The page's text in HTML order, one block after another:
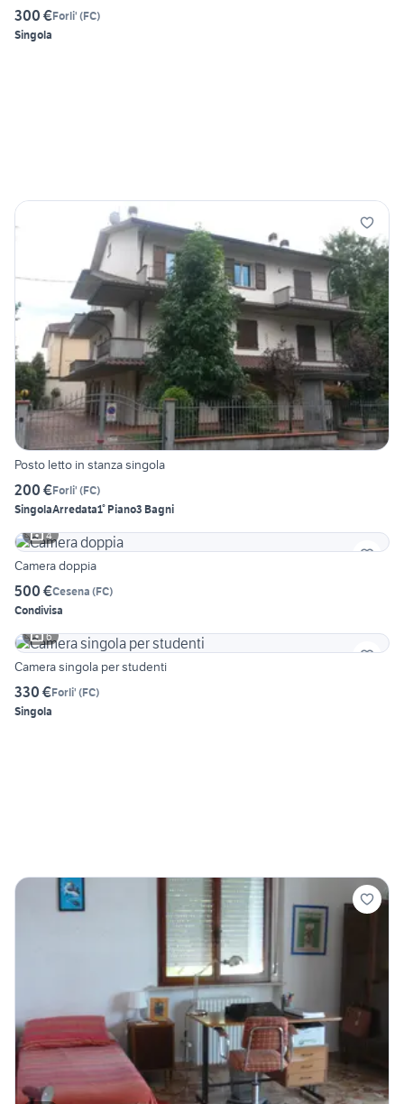
300 €Forli' (FC)
Singola
Posto letto in stanza singola
200 €Forli' (FC)
SingolaArredata1° Piano3 Bagni
4
Camera doppia
500 €Cesena (FC)
Condivisa
6
Camera singola per studenti
330 €Forli' (FC)
Singola